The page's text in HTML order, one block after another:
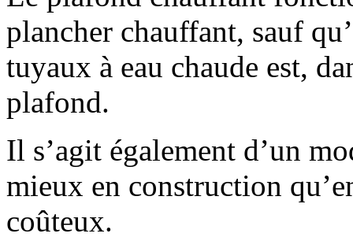
plancher chauffant, sauf
tuyaux à eau chaude est,
plafond.
Il s’agit également d’un
mieux en construction
coûteux.